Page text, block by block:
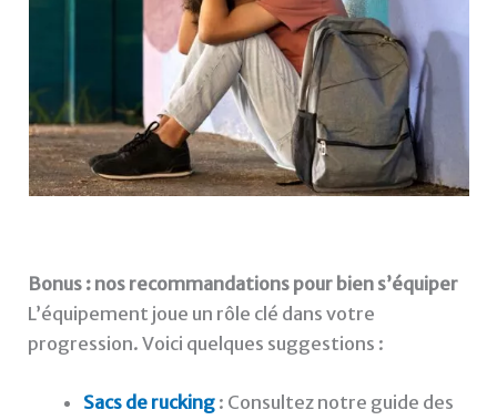
Bonus : nos recommandations pour bien s’équiper
L’équipement joue un rôle clé dans votre
progression. Voici quelques suggestions :
Sacs de rucking: Consultez notre guide des